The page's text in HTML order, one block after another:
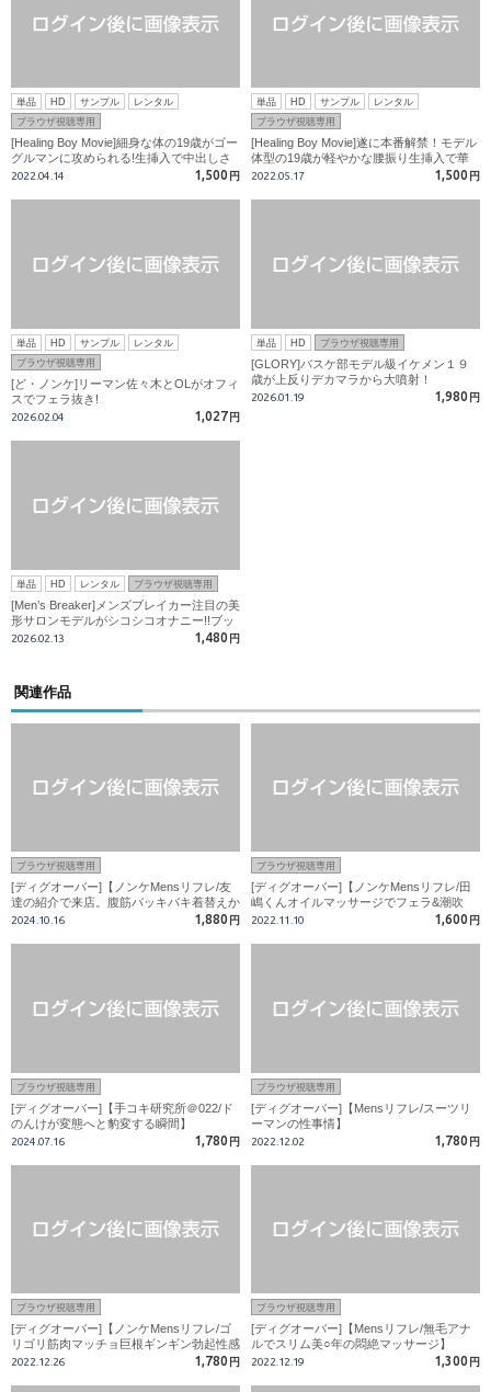
単品 HD サンプル
レンタル
ブラウザ視聴専用
[Healing Boy Movie]細身な体の19歳がゴー
グルマンに攻められる!生挿入で中出しさ
れ昇天!
2022.04.14 1,500 円
単品 HD サンプル
レンタル
ブラウザ視聴専用
[Healing Boy Movie]遂に本番解禁！モデル
体型の19歳が軽やかな腰振り生挿入で華
麗に発射！
2022.05.17 1,500 円
単品 HD サンプル
レンタル
ブラウザ視聴専用
[ど・ノンケ]リーマン佐々木とOLがオフィ
スでフェラ抜き!
2026.02.04 1,027 円
単品 HD ブラウザ視聴専用
[GLORY]バスケ部モデル級イケメン１９
歳が上反りデカマラから大噴射！
2026.01.19 1,980 円
単品 HD レンタル ブラウザ視聴専用
[Men’s Breaker]メンズブレイカー注目の美
形サロンモデルがシコシコオナニー!!ブッ
飛ビ射精
2026.02.13 1,480 円
関連作品
ブラウザ視聴専用
[ディグオーバー]【ノンケMensリフレ/友
達の紹介で来店。腹筋バッキバキ着替えか
ら超勃起はみ出る巨根！フェラで終始勃起
2024.10.16 1,880 円
ブラウザ視聴専用
[ディグオーバー]【ノンケMensリフレ/田
嶋くんオイルマッサージでフェラ&潮吹
き】
2022.11.10 1,600 円
ブラウザ視聴専用
[ディグオーバー]【手コキ研究所＠022/ド
のんけが変態へと豹変する瞬間】
2024.07.16 1,780 円
ブラウザ視聴専用
[ディグオーバー]【Mensリフレ/スーツリ
ーマンの性事情】
2022.12.02 1,780 円
ブラウザ視聴専用
[ディグオーバー]【ノンケMensリフレ/ゴ
リゴリ筋肉マッチョ巨根ギンギン勃起性感
マッサージ】
2022.12.26 1,780 円
ブラウザ視聴専用
[ディグオーバー]【Mensリフレ/無毛アナ
ルでスリム美○年の悶絶マッサージ】
2022.12.19 1,300 円